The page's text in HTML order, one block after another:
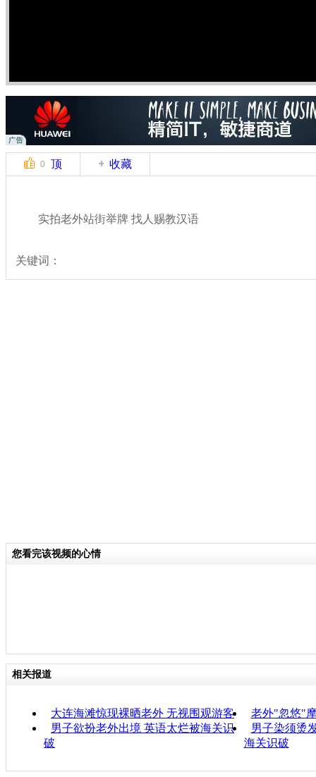
0 顶 收藏
实拍老外站街举牌 找人赐教汉语
关键词：
您看完该视频的心情
相关报道
大连海滩惊现裸晒老外 无视围观游客
老外"忽悠"
男子欲扮老外出境 英语太烂被海关识
破
男子染须烫
海关识破